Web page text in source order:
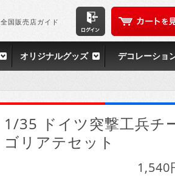
全国販売店ガイド
オリジナルグッズ デコレーショ
1/35 ドイツ突撃工兵チ
ゴリアテセット
1,540